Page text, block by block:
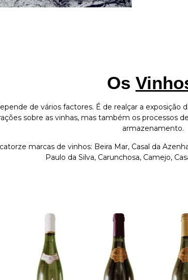
Os
de vários factores. É de realçar a exposição
sobre as vinhas, mas também os processos
armazenamento.
marcas de vinhos: Beira Mar, Casal da
Paulo da Silva, Carunchosa, Camejo,